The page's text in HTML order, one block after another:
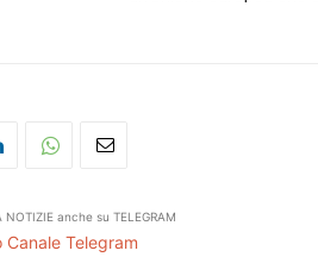
NOTIZIE anche su TELEGRAM
Telegram